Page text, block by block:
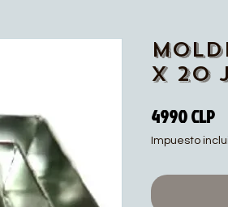
x 20
4990 CLP
Impuesto